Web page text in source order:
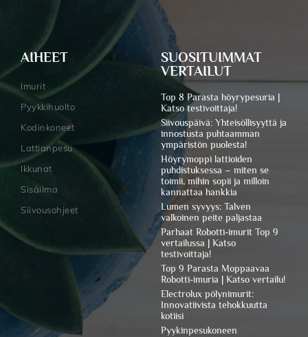
AIHEET
Imurit
Pyykkihuolto
Kodinkoneet
Lattianpesu
Ikkunat
Sisäilma
Siivousohjeet
SUOSITUIMMAT
VERTAILUT
Top 8 Parasta höyrypesuria |
Katso testivoittaja!
Siivouspäivä: Yhteisöllisyyttä ja
innostusta puhtaamman
ympäristön puolesta!
Höyrymoppi lattioiden
puhdistuksessa – miten se
toimii, mihin sopii ja milloin
kannattaa hankkia
Lumen syvyys: Talven
valkoinen peite paljastaa
Parhaat Robotti-imurit Top 9
vertailussa | Katso
testivoittaja!
Top 9 Parasta Moppaavaa
Robotti-imuria | Katso vertailu!
Electrolux pölynimurit:
Innovatiivista tehokkuutta
kotiisi
Pyykinpesukoneen